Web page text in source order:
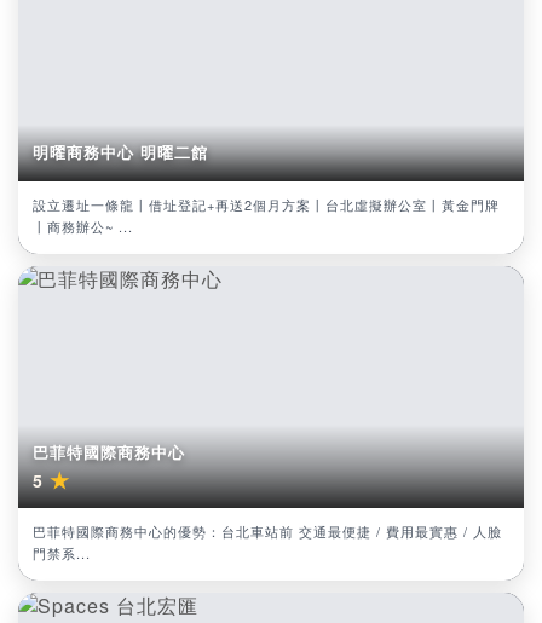
明曜商務中心 明曜二館
設立遷址一條龍丨借址登記+再送2個月方案丨台北虛擬辦公室丨黃金門牌
丨商務辦公~ ...
巴菲特國際商務中心
5★
巴菲特國際商務中心的優勢：台北車站前 交通最便捷 / 費用最實惠 / 人臉
門禁系...